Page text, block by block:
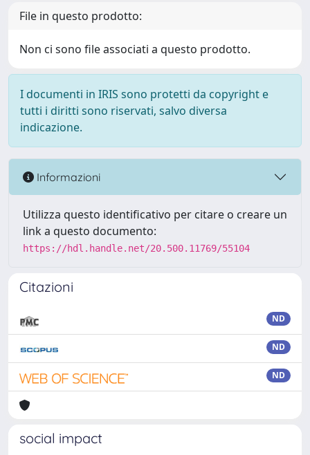
File in questo prodotto:
Non ci sono file associati a questo prodotto.
I documenti in IRIS sono protetti da copyright e
tutti i diritti sono riservati, salvo diversa
indicazione.
Informazioni
Utilizza questo identificativo per citare o creare un
link a questo documento:
https://hdl.handle.net/20.500.11769/55104
Citazioni
ND
ND
ND
social impact